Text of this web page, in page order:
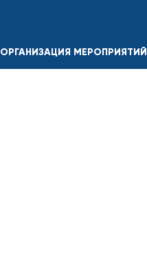
ОРГАНИЗАЦИЯ МЕРОПРИЯТИЙ